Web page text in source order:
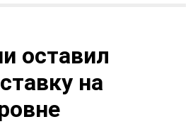
оставил
на